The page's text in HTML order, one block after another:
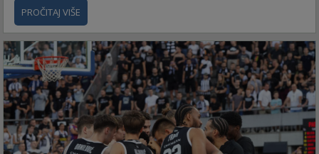
PROČITAJ VIŠE